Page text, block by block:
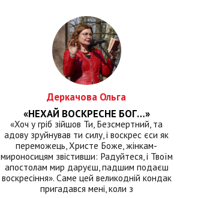
Деркачова Ольга
«НЕХАЙ ВОСКРЕСНЕ БОГ…»
«Хоч у гріб зійшов Ти, Безсмертний, та
адову зруйнував ти силу, і воскрес єси як
переможець, Христе Боже, жінкам-
мироносицям звістивши: Радуйтеся, і Твоїм
апостолам мир даруєш, падшим подаєш
воскресіння». Саме цей великодній кондак
пригадався мені, коли з